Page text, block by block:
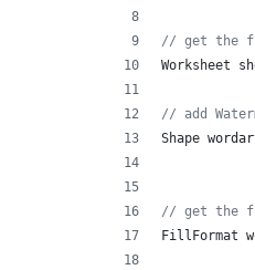
// get the
Worksheet
// add
Shape
// get the
FillFormat